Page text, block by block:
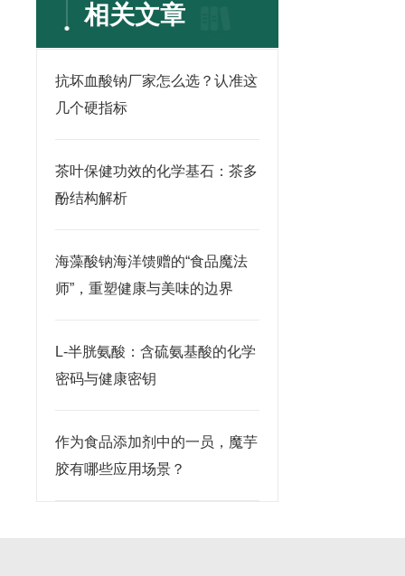
相关文章
抗坏血酸钠厂家怎么选？认准这
几个硬指标
茶叶保健功效的化学基石：茶多
酚结构解析
海藻酸钠海洋馈赠的“食品魔法
师”，重塑健康与美味的边界
L-半胱氨酸：含硫氨基酸的化学
密码与健康密钥
作为食品添加剂中的一员，魔芋
胶有哪些应用场景？